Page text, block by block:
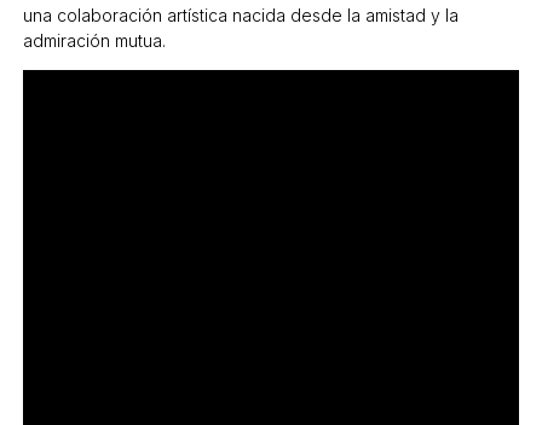
una colaboración artística nacida desde la amistad y la
admiración mutua.